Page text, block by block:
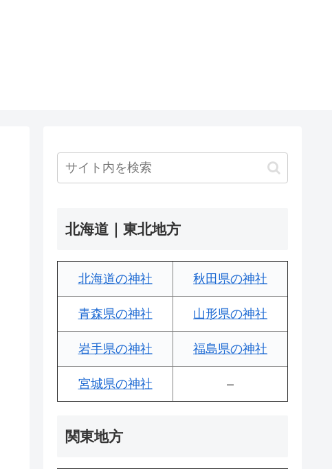
北海道｜東北地方
北海道の神社 秋田県の神社
青森県の神社 山形県の神社
岩手県の神社 福島県の神社
宮城県の神社 –
関東地方